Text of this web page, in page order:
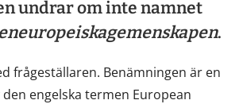
undrar om inte namnet
europeiskagemenskapen.
frågeställaren. Benämningen är en
engelska termen European